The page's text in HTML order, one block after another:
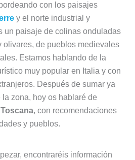
con los paisajes
y el norte industrial y
un paisaje de colinas onduladas
olivares, de pueblos medievales
Estamos hablando de la
muy popular en Italia y con
Después de sumar ya
zona, hoy os hablaré de
, con recomendaciones
y pueblos.
encontraréis información